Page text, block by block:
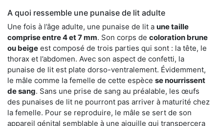
A quoi ressemble une punaise de lit adulte
Une fois à l’âge adulte, une punaise de lit a une taille
comprise entre 4 et 7 mm. Son corps de coloration brune
ou beige est composé de trois parties qui sont : la tête, le
thorax et l’abdomen. Avec son aspect de confetti, la
punaise de lit est plate dorso-ventralement. Évidemment,
le mâle comme la femelle de cette espèce se nourrissent
de sang. Sans une prise de sang au préalable, les œufs
des punaises de lit ne pourront pas arriver à maturité chez
la femelle. Pour se reproduire, le mâle se sert de son
appareil génital semblable à une aiguille qui transpercera